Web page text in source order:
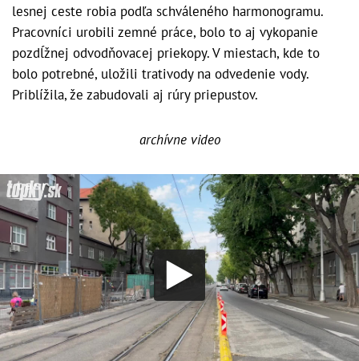
lesnej ceste robia podľa schváleného harmonogramu.
Pracovníci urobili zemné práce, bolo to aj vykopanie
pozdĺžnej odvodňovacej priekopy. V miestach, kde to
bolo potrebné, uložili trativody na odvedenie vody.
Priblížila, že zabudovali aj rúry priepustov.
archívne video